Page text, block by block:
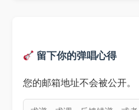
留下你的弹唱心得
您的邮箱地址不会被公开。